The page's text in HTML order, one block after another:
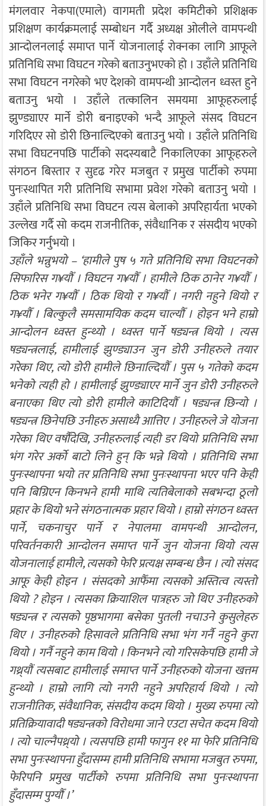
मंगलवार नेकपा(एमाले) वागमती प्रदेश कमिटीको प्रशिक्षक
प्रशिक्षण कार्यक्रमलाई सम्बोधन गर्दै अध्यक्ष ओलीले वामपन्थी
आन्दोलनलाई समाप्त पार्ने योजनालाई रोक्नका लागि आफूले
प्रतिनिधि सभा विघटन गरेको बताउनुभएको हो । उहाँले प्रतिनिधि
सभा विघटन नगरेको भए देशको वामपन्थी आन्दोलन ध्वस्त हुने
बताउनु भयो । उहाँले तत्कालिन समयमा आफूहरुलाई
झुण्ड्याएर मार्ने डोरी बनाइएको भन्दै आफूले संसद विघटन
गरिदिएर सो डोरी छिनाल्दिएको बताउनु भयो । उहाँले प्रतिनिधि
सभा विघटनपछि पार्टीको सदस्यबाटै निकालिएका आफूहरुले
संगठन बिस्तार र सुदृढ गरेर मजबुत र प्रमुख पार्टीको रुपमा
पुनःस्थापित गरी प्रतिनिधि सभामा प्रवेश गरेको बताउनु भयो ।
उहाँले प्रतिनिधि सभा विघटन त्यस बेलाको अपरिहार्यता भएको
उल्लेख गर्दै सो कदम राजनीतिक, संवैधानिक र संसदीय भएको
जिकिर गर्नुभयो ।
उहाँले भन्नुभयो – ‘हामीले पुष ५ गते प्रतिनिधि सभा विघटनको
सिफारिस ग¥यौँ । विघटन ग¥यौँ । हामीले ठिक ठानेर ग¥यौँ ।
ठिक भनेर ग¥यौँ । ठिक थियो र ग¥यौँ । नगरी नहुने थियो र
ग¥यौँ । बिल्कुलै समसामयिक कदम चाल्यौँ । होइन भने हाम्रो
आन्दोलन ध्वस्त हुन्थ्यो । ध्वस्त पार्ने षड्यन्त्र थियो । त्यस
षड्यन्त्रलाई, हामीलाई झुण्ड्याउन जुन डोरी उनीहरुले तयार
गरेका थिए, त्यो डोरी हामीले छिनाल्दियौँ । पुस ५ गतेको कदम
भनेको त्यही हो । हामीलाई झुण्ड्याएर मार्ने जुन डोरी उनीहरुले
बनाएका थिए त्यो डोरी हामीले काटिदियौँ । षड्यन्त्र छिन्यो ।
षड्यन्त्र छिनेपछि उनीहरु असाध्यै आत्तिए । उनीहरुले जे योजना
गरेका थिए वर्षौंदेखि, उनीहरुलाई त्यही डर थियो प्रतिनिधि सभा
भंग गरेर अर्को बाटो लिने हुन् कि भन्ने थियो । प्रतिनिधि सभा
पुनःस्थापना भयो तर प्रतिनिधि सभा पुनःस्थापना भएर पनि केही
पनि बिग्रिएन किनभने हामी माथि त्यतिबेलाको सबभन्दा ठूलो
प्रहार के थियो भने संगठनात्मक प्रहार थियो । हाम्रो संगठन ध्वस्त
पार्ने, चकनाचुर पार्ने र नेपालमा वामपन्थी आन्दोलन,
परिवर्तनकारी आन्दोलन समाप्त पार्ने जुन योजना थियो त्यस
योजनालाई हामीले, त्यसको फेरि प्रत्यक्ष सम्बन्ध छैन । त्यो संसद
आफू केही होइन । संसदको आफैँमा त्यसको अस्तित्व त्यस्तो
थियो ? होइन । त्यसका क्रियाशिल पात्रहरु जो थिए उनीहरुको
षड्यन्त्र र त्यसको पृष्ठभागमा बसेका पुतली नचाउने कुसुलेहरु
थिए । उनीहरुको हिसावले प्रतिनिधि सभा भंग गर्नै नहुने कुरा
थियो । गर्नै नहुने काम थियो । किनभने त्यो गरिसकेपछि हामी जे
गथ्र्यौं त्यसबाट हामीलाई समाप्त पार्ने उनीहरुको योजना खत्तम
हुन्थ्यो । हाम्रो लागि त्यो नगरी नहुने अपरिहार्य थियो । त्यो
राजनीतिक, संवैधानिक, संसदीय कदम थियो । मुख्य रुपमा त्यो
प्रतिक्रियावादी षड्यन्त्रको विरोधमा जाने एउटा सचेत कदम थियो
। त्यो चाल्नैपथ्र्यो । त्यसपछि हामी फागुन ११ मा फेरि प्रतिनिधि
सभा पुनःस्थापना हुँदासम्म हामी प्रतिनिधि सभामा मजबुत रुपमा,
फेरिपनि प्रमुख पार्टीको रुपमा प्रतिनिधि सभा पुनःस्थापना
हुँदासम्म पुग्यौँ ।’